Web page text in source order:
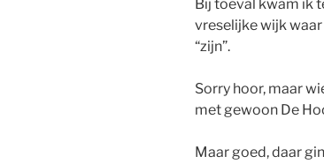
Bij toeval kwam ik
vreselijke wijk
“zijn”.
Sorry hoor, maar
met gewoon De
Maar goed, daar